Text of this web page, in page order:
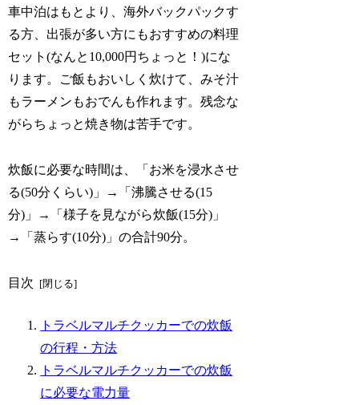
車中泊はもとより、海外バックパックす
る方、出張が多い方にもおすすめの料理
セット(なんと10,000円ちょっと！)にな
ります。ご飯もおいしく炊けて、みそ汁
もラーメンもおでんも作れます。残念な
がらちょっと焼き物は苦手です。
炊飯に必要な時間は、「お米を浸水させ
る(50分くらい)」→「沸騰させる(15
分)」→「様子を見ながら炊飯(15分)」
→「蒸らす(10分)」の合計90分。
目次
トラベルマルチクッカーでの炊飯
の行程・方法
トラベルマルチクッカーでの炊飯
に必要な電力量